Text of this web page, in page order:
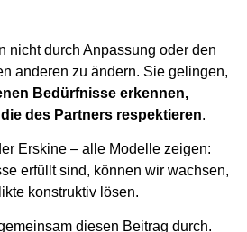
nicht durch Anpassung oder den
anderen zu ändern. Sie gelingen,
Bedürfnisse erkennen,
des Partners respektieren.
Erskine – alle Modelle zeigen:
erfüllt sind, können wir wachsen,
konstruktiv lösen.
diesen Beitrag durch.